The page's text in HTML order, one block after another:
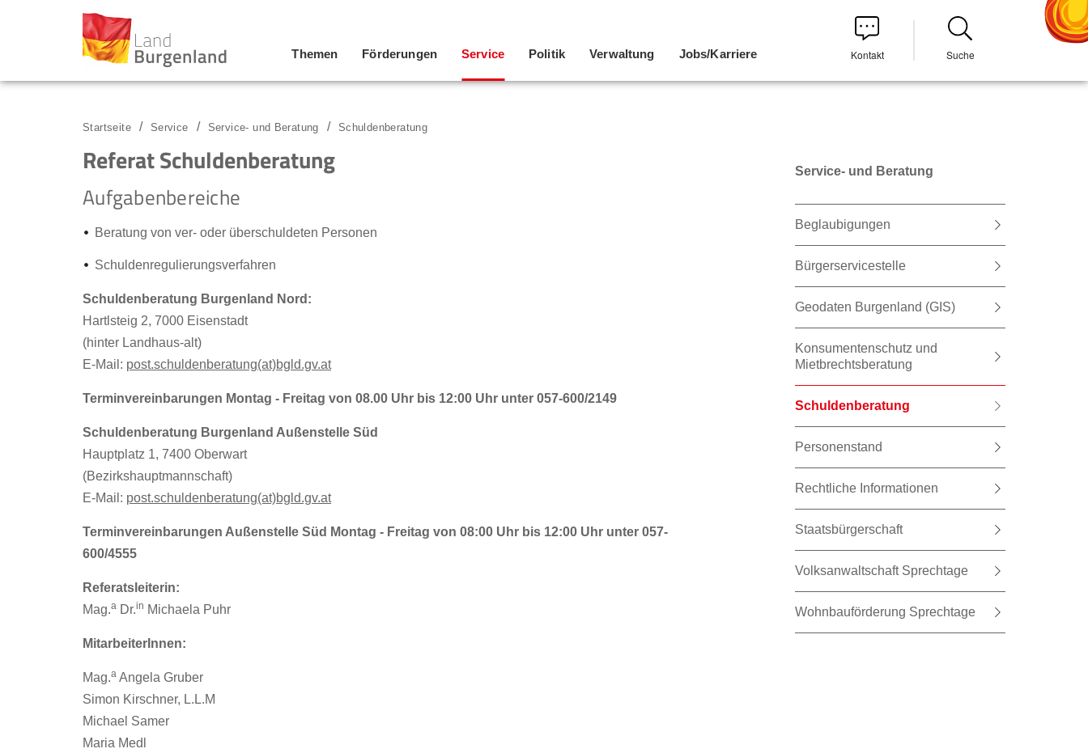
Zum Inhalt
Zum Menü
Zur Suche
Themen Förderungen Service Politik Verwaltung Jobs/Karriere Kontakt Suche
Startseite Service Service- und Beratung Schuldenberatung
Referat Schuldenberatung
Aufgabenbereiche
Beratung von ver- oder überschuldeten Personen
Schuldenregulierungsverfahren
Schuldenberatung Burgenland Nord:
Hartlsteig 2, 7000 Eisenstadt
(hinter Landhaus-alt)
E-Mail: post.schuldenberatung(at)bgld.gv.at
Terminvereinbarungen Montag - Freitag von 08.00 Uhr bis 12:00 Uhr unter 057-600/2149
Schuldenberatung Burgenland Außenstelle Süd
Hauptplatz 1, 7400 Oberwart
(Bezirkshauptmannschaft)
E-Mail: post.schuldenberatung(at)bgld.gv.at
Terminvereinbarungen Außenstelle Süd Montag - Freitag von 08:00 Uhr bis 12:00 Uhr unter 057-
600/4555
Referatsleiterin:
Mag.a Dr.in Michaela Puhr
MitarbeiterInnen:
Mag.a Angela Gruber
Simon Kirschner, L.L.M
Michael Samer
Maria Medl
Service- und Beratung
Beglaubigungen
Bürgerservicestelle
Geodaten Burgenland (GIS)
Konsumentenschutz und
Mietbrechtsberatung
Schuldenberatung
Personenstand
Rechtliche Informationen
Staatsbürgerschaft
Volksanwaltschaft Sprechtage
Wohnbauförderung Sprechtage